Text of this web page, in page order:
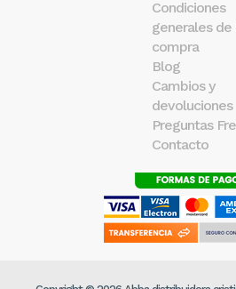
Condiciones
generales de
compra
Blog
Cambios y
devoluciones
Preguntas
Contacto